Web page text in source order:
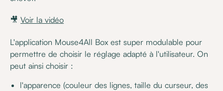
🎥Voir la vidéo
L'application Mouse4All Box est super modulable pour
permettre de choisir le réglage adapté à l'utilisateur. On
peut ainsi choisir :
l'apparence (couleur des lignes, taille du curseur, des